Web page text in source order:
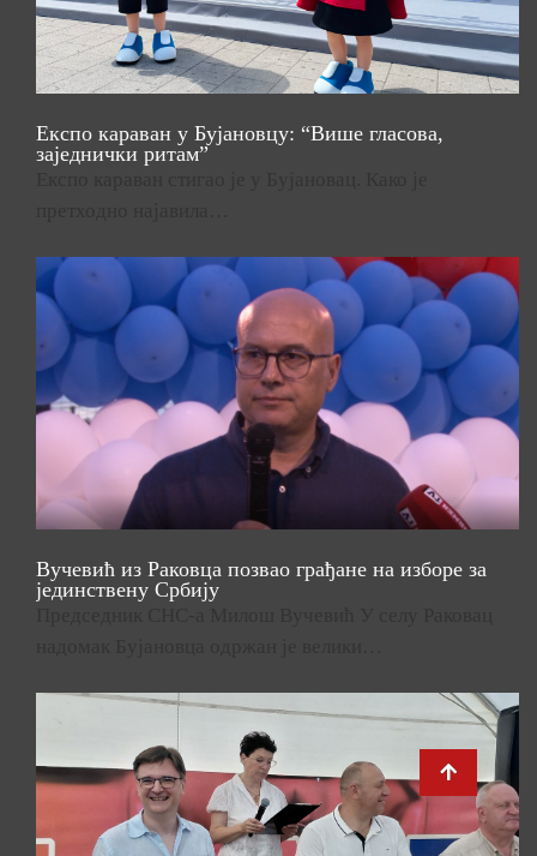
Експо караван у Бујановцу: “Више гласова,
заједнички ритам”
Вучевић из Раковца позвао грађане на изборе за
јединствену Србију